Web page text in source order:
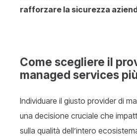
rafforzare la sicurezza
Come scegliere il
managed services
Individuare il giusto provider di
una decisione cruciale che
sulla qualità dell’intero